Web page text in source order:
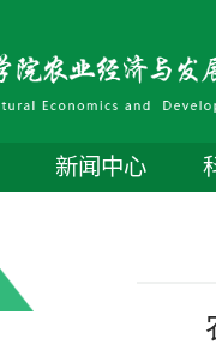
新闻中心